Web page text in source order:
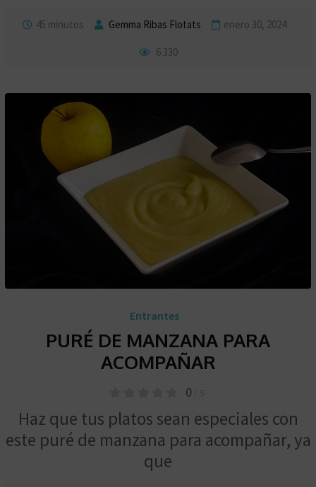
45 minutos Gemma Ribas Flotats enero 30, 2024
6.330
Entrantes
PURÉ DE MANZANA PARA
ACOMPAÑAR
0
Haz que tus platos sean especiales con
este puré de manzana para acompañar, ya
que